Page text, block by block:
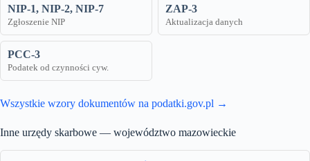
NIP-1, NIP-2, NIP-7
Zgłoszenie NIP
ZAP-3
Aktualizacja danych
PCC-3
Podatek od czynności cyw.
Wszystkie wzory dokumentów na podatki.gov.pl →
Inne urzędy skarbowe — województwo mazowieckie